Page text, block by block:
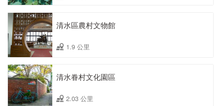
清水區農村文物館
1.9 公里
清水眷村文化園區
2.03 公里